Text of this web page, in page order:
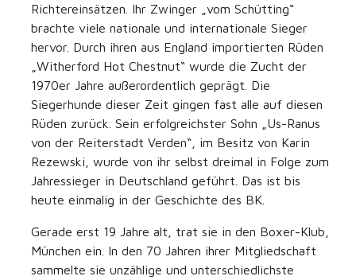
Richtereinsätzen. Ihr Zwinger „vom Schütting“
brachte viele nationale und internationale Sieger
hervor. Durch ihren aus England importierten Rüden
„Witherford Hot Chestnut“ wurde die Zucht der
1970er Jahre außerordentlich geprägt. Die
Siegerhunde dieser Zeit gingen fast alle auf diesen
Rüden zurück. Sein erfolgreichster Sohn „Us-Ranus
von der Reiterstadt Verden“, im Besitz von Karin
Rezewski, wurde von ihr selbst dreimal in Folge zum
Jahressieger in Deutschland geführt. Das ist bis
heute einmalig in der Geschichte des BK.
Gerade erst 19 Jahre alt, trat sie in den Boxer-Klub,
München ein. In den 70 Jahren ihrer Mitgliedschaft
sammelte sie unzählige und unterschiedlichste